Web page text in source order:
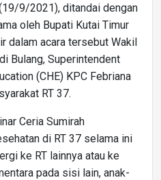
9/2021), ditandai dengan
oleh Bupati Kutai Timur
dalam acara tersebut Wakil
Bulang, Superintendent
(CHE) KPC Febriana
RT 37.
Ceria Sumirah
di RT 37 selama ini
ke RT lainnya atau ke
pada sisi lain, anak-